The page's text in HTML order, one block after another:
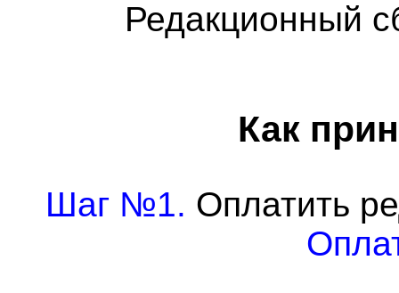
Редакционный
Как
Шаг №1. Оплатить